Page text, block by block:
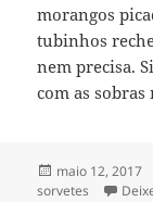
morangos
tubinhos
nem precisa.
com as
Publicado
em
maio 12, 2017
sorvetes